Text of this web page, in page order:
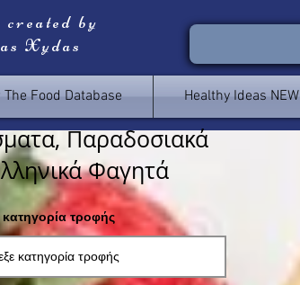
by
Xydas
The Food Database Healthy Ideas NEW
Παραδοσιακά
Φαγητά
κατηγορία τροφής